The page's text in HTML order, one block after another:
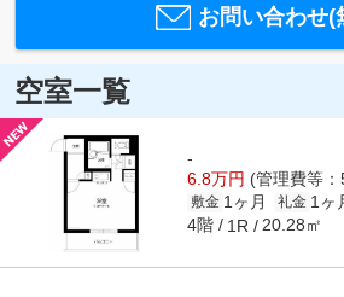
お問い合わせ(
空室一覧
-
6.8万円 (管理費等
敷金 1ヶ月 礼金 1ヶ
4階 1R 20.28㎡